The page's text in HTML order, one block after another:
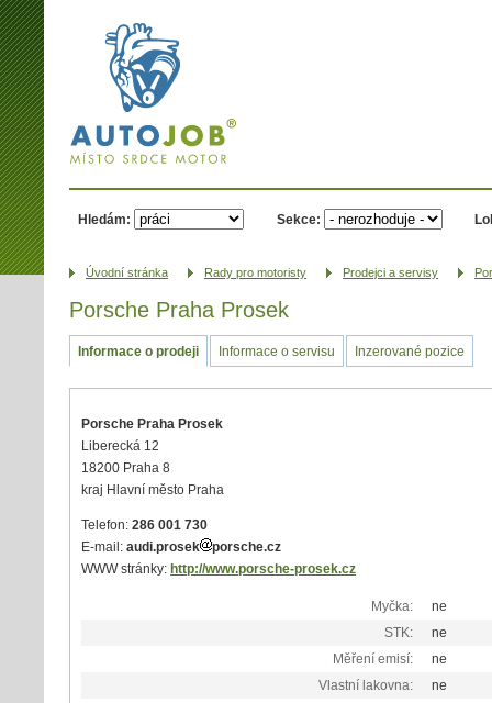
AUTOJOB.cz -
místo srdce
motor
Hledám: Sekce:
Úvodní­ stránka Rady pro motoristy Prodejci a servisy
Porsche Praha Prosek
Informace o prodeji Informace o servisu Inzerované pozice
Porsche Praha Prosek
Liberecká 12
18200 Praha 8
kraj Hlavní město Praha
Telefon: 286 001 730
E-mail: audi.prosek
porsche.cz
WWW stránky: http://www.porsche-prosek.cz
Myčka:
ne
STK:
ne
Měření emisí:
ne
Vlastní lakovna:
ne